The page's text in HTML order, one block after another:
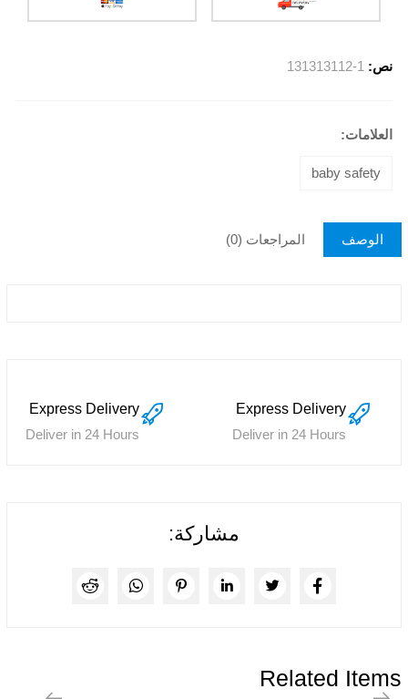
نص: 131313112-1
العلامات:
baby safety
الوصف المراجعات (0)
Express Delivery
Deliver in 24 Hours
Express Delivery
Deliver in 24 Hours
مشاركة:
Related Items